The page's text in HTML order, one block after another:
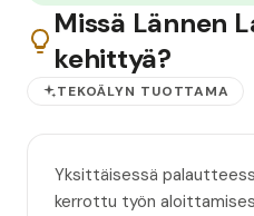
Missä Lännen
kehittyä?
TEKOÄLYN TUOTTAMA
Yksittäisessä
kerrottu työn